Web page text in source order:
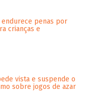
endurece penas por
crianças e
vista e suspende o
sobre jogos de azar